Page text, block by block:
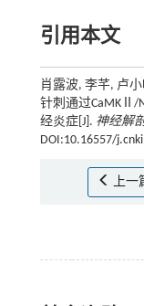
引用本文
肖露波, 李芊, 卢
针刺通过CaMKⅡ/
经炎症[J]. 神经解
DOI:10.16557/
上一